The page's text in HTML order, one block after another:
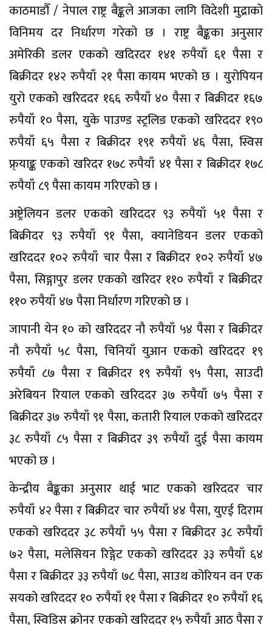
काठमाडौँ / नेपाल राष्ट्र बैङ्कले आजका लागि विदेशी मुद्राको
विनिमय दर निर्धारण गरेको छ । राष्ट्र बैङ्कका अनुसार
अमेरिकी डलर एकको खदिरदर १४१ रुपैयाँ ६१ पैसा र
बिक्रीदर १४२ रुपैयाँ २१ पैसा कायम भएको छ । युरोपियन
युरो एकको खरिददर १६६ रुपैयाँ ४० पैसा र बिक्रीदर १६७
रुपैयाँ १० पैसा, युके पाउण्ड स्ट्रलिङ एकको खरिददर १९०
रुपैयाँ ६५ पैसा र बिक्रीदर १९१ रुपैयाँ ४६ पैसा, स्विस
फ्र्याङ्क एकको खरिदर १७८ रुपैयाँ ४१ पैसा र बिक्रीदर १७८
रुपैयाँ ८९ पैसा कायम गरिएको छ ।
अष्ट्रेलियन डलर एकको खरिददर ९३ रुपैयाँ ५१ पैसा र
बिक्रीदर ९३ रुपैयाँ ९१ पैसा, क्यानेडियन डलर एकको
खरिददर १०२ रुपैयाँ चार पैसा र बिक्रीदर १०२ रुपैयाँ ४७
पैसा, सिङ्गापुर डलर एकको खरिदर ११० रुपैयाँ र बिक्रीदर
११० रुपैयाँ ४७ पैसा निर्धारण गरिएको छ ।
जापानी येन १० को खरिददर नौ रुपैयाँ ५४ पैसा र बिक्रीदर
नौ रुपैयाँ ५८ पैसा, चिनियाँ युआन एकको खरिददर १९
रुपैयाँ ८७ पैसा र बिक्रीदर १९ रुपैयाँ ९५ पैसा, साउदी
अरेबियन रियाल एकको खरिददर ३७ रुपैयाँ ७५ पैसा र
बिक्रीदर ३७ रुपैयाँ ९१ पैसा, कतारी रियाल एकको खरिददर
३८ रुपैयाँ ८५ पैसा र बिक्रीदर ३९ रुपैयाँ दुई पैसा कायम
भएको छ ।
केन्द्रीय बैङ्कका अनुसार थाई भाट एकको खरिददर चार
रुपैयाँ ४२ पैसा र बिक्रीदर चार रुपैयाँ ४४ पैसा, युएई दिराम
एकको खरिददर ३८ रुपैयाँ ५५ पैसा र बिक्रीदर ३८ रुपैयाँ
७२ पैसा, मलेसियन रिङ्गेट एकको खरिददर ३३ रुपैयाँ ६४
पैसा र बिक्रीदर ३३ रुपैयाँ ७८ पैसा, साउथ कोरियन वन एक
सयको खरिददर १० रुपैयाँ ११ पैसा र बिक्रीदर १० रुपैयाँ १६
पैसा, स्विडिस क्रोनर एकको खरिददर १५ रुपैयाँ आठ पैसा र